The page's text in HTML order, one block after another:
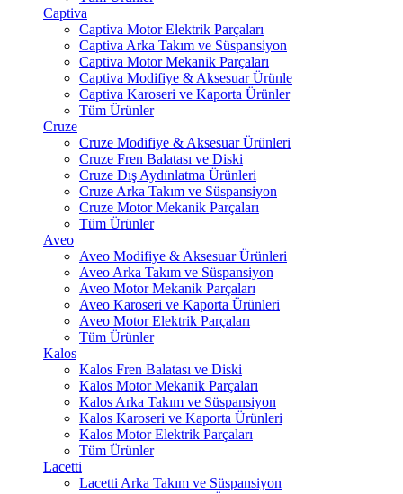
Captiva
Captiva Motor Elektrik Parçaları
Captiva Arka Takım ve Süspansiyon
Captiva Motor Mekanik Parçaları
Captiva Modifiye & Aksesuar Ürünle
Captiva Karoseri ve Kaporta Ürünler
Tüm Ürünler
Cruze
Cruze Modifiye & Aksesuar Ürünleri
Cruze Fren Balatası ve Diski
Cruze Dış Aydınlatma Ürünleri
Cruze Arka Takım ve Süspansiyon
Cruze Motor Mekanik Parçaları
Tüm Ürünler
Aveo
Aveo Modifiye & Aksesuar Ürünleri
Aveo Arka Takım ve Süspansiyon
Aveo Motor Mekanik Parçaları
Aveo Karoseri ve Kaporta Ürünleri
Aveo Motor Elektrik Parçaları
Tüm Ürünler
Kalos
Kalos Fren Balatası ve Diski
Kalos Motor Mekanik Parçaları
Kalos Arka Takım ve Süspansiyon
Kalos Karoseri ve Kaporta Ürünleri
Kalos Motor Elektrik Parçaları
Tüm Ürünler
Lacetti
Lacetti Arka Takım ve Süspansiyon